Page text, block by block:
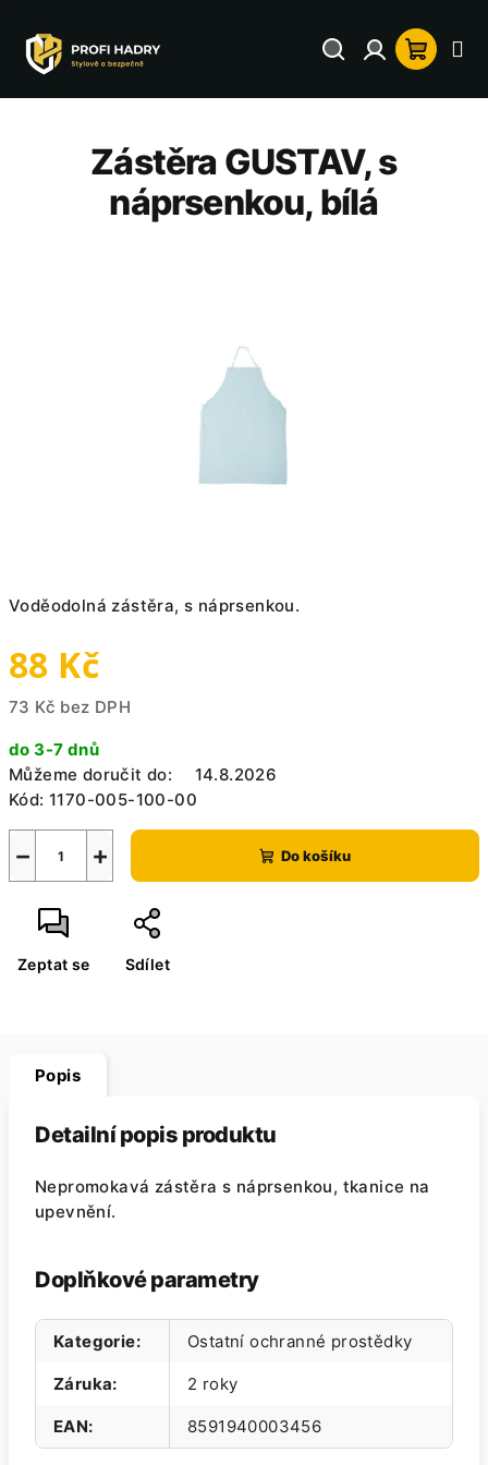
obsah
HledatPřihlášení
Voděodolná zástěra, s náprsenkou.
88 Kč
73 Kč bez DPH
cena:
do 3-7 dnů
Můžeme doručit do:
14.8.2026
Kód: 1170-005-100-00
+
− Do košíku
Zeptat se Sdílet
Zástěra GUSTAV, s
náprsenkou, bílá
Popis
Detailní popis produktu
Nepromokavá zástěra s náprsenkou, tkanice na
upevnění.
Doplňkové parametry
Kategorie: Ostatní ochranné prostědky
Záruka: 2 roky
EAN: 8591940003456